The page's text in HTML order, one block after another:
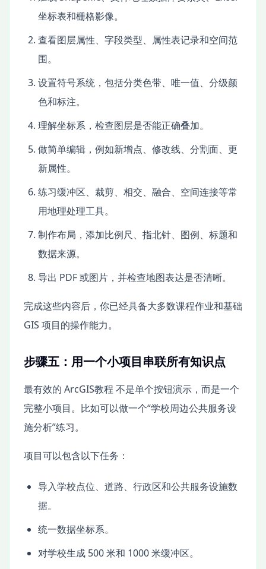
坐标表和栅格影像。
查看图层属性、字段类型、属性表记录和空间范
围。
设置符号系统，包括分类色带、唯一值、分级颜
色和标注。
理解坐标系，检查图层是否能正确叠加。
做简单编辑，例如新增点、修改线、分割面、更
新属性。
练习缓冲区、裁剪、相交、融合、空间连接等常
用地理处理工具。
制作布局，添加比例尺、指北针、图例、标题和
数据来源。
导出 PDF 或图片，并检查地图表达是否清晰。
完成这些内容后，你已经具备大多数课程作业和基础
GIS 项目的操作能力。
步骤五：用一个小项目串联所有知识点
最有效的 ArcGIS教程 不是单个按钮演示，而是一个
完整小项目。比如可以做一个“学校周边公共服务设
施分析”练习。
项目可以包含以下任务：
导入学校点位、道路、行政区和公共服务设施数
据。
统一数据坐标系。
对学校生成 500 米和 1000 米缓冲区。